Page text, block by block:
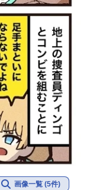
画像一覧 (5件)